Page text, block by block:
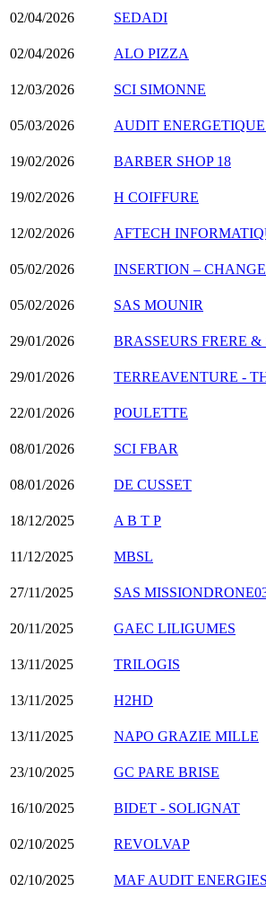
02/04/2026 SEDADI
02/04/2026 ALO PIZZA
12/03/2026 SCI SIMONNE
05/03/2026 AUDIT
19/02/2026 BARBER SHOP 18
19/02/2026 H COIFFURE
12/02/2026 AFTECH
05/02/2026 INSERTION –
05/02/2026 SAS MOUNIR
29/01/2026 BRASSEURS FRERE &
29/01/2026 TERREAVENTURE -
22/01/2026 POULETTE
08/01/2026 SCI FBAR
08/01/2026 DE CUSSET
18/12/2025 A B T P
11/12/2025 MBSL
27/11/2025 SAS
20/11/2025 GAEC LILIGUMES
13/11/2025 TRILOGIS
13/11/2025 H2HD
13/11/2025 NAPO GRAZIE MILLE
23/10/2025 GC PARE BRISE
16/10/2025 BIDET - SOLIGNAT
02/10/2025 REVOLVAP
02/10/2025 MAF AUDIT ENERGIES